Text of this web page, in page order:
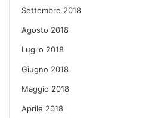
Settembre 2018
Agosto 2018
Luglio 2018
Giugno 2018
Maggio 2018
Aprile 2018